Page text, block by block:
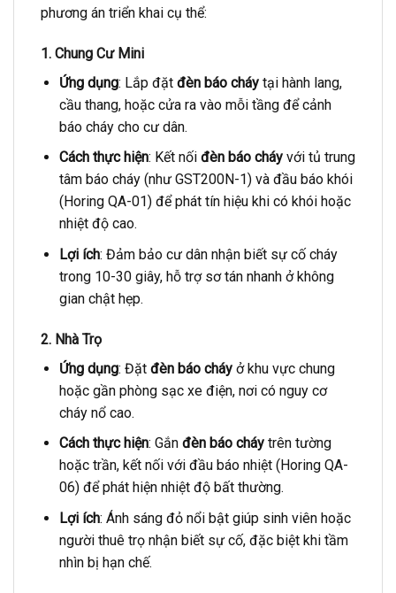
phương án triển khai cụ thể:
1. Chung Cư Mini
Ứng dụng: Lắp đặt đèn báo cháytại hành lang,
cầu thang, hoặc cửa ra vào mỗi tầng để cảnh
báo cháy cho cư dân.
Cách thực hiện: Kết nối đèn báo cháyvới tủ trung
tâm báo cháy (như GST200N-1) và đầu báo khói
(Horing QA-01) để phát tín hiệu khi có khói hoặc
nhiệt độ cao.
Lợi ích: Đảm bảo cư dân nhận biết sự cố cháy
trong 10-30 giây, hỗ trợ sơ tán nhanh ở không
gian chật hẹp.
2. Nhà Trọ
Ứng dụng: Đặt đèn báo cháyở khu vực chung
hoặc gần phòng sạc xe điện, nơi có nguy cơ
cháy nổ cao.
Cách thực hiện: Gắn đèn báo cháytrên tường
hoặc trần, kết nối với đầu báo nhiệt (Horing QA-
06) để phát hiện nhiệt độ bất thường.
Lợi ích: Ánh sáng đỏ nổi bật giúp sinh viên hoặc
người thuê trọ nhận biết sự cố, đặc biệt khi tầm
nhìn bị hạn chế.